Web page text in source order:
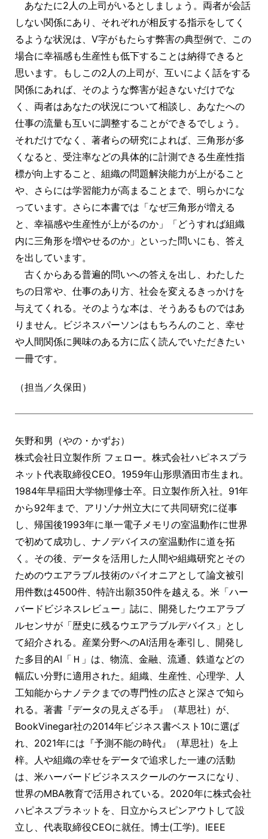
あなたに2人の上司がいるとしましょう。両者が会話
しない関係にあり、それぞれが相反する指示をしてく
るような状況は、V字がもたらす弊害の典型例で、この
場合に幸福感も生産性も低下することは納得できると
思います。もしこの2人の上司が、互いによく話をする
関係にあれば、そのような弊害が起きないだけでな
く、両者はあなたの状況について相談し、あなたへの
仕事の流量も互いに調整することができるでしょう。
それだけでなく、著者らの研究によれば、三角形が多
くなると、受注率などの具体的に計測できる生産性指
標が向上すること、組織の問題解決能力が上がること
や、さらには学習能力が高まることまで、明らかにな
っています。さらに本書では「なぜ三角形が増える
と、幸福感や生産性が上がるのか」「どうすれば組織
内に三角形を増やせるのか」といった問いにも、答え
を出しています。
古くからある普遍的問いへの答えを出し、わたした
ちの日常や、仕事のあり方、社会を変えるきっかけを
与えてくれる。そのような本は、そうあるものではあ
りません。ビジネスパーソンはもちろんのこと、幸せ
や人間関係に興味のある方に広く読んでいただきたい
一冊です。
（担当／久保田）
矢野和男（やの・かずお）
株式会社日立製作所 フェロー。株式会社ハピネスプラ
ネット代表取締役CEO。1959年山形県酒田市生まれ。
1984年早稲田大学物理修士卒。日立製作所入社。91年
から92年まで、アリゾナ州立大にて共同研究に従事
し、帰国後1993年に単一電子メモリの室温動作に世界
で初めて成功し、ナノデバイスの室温動作に道を拓
く。その後、データを活用した人間や組織研究とその
ためのウエアラブル技術のパイオニアとして論文被引
用件数は4500件、特許出願350件を越える。米「ハー
バードビジネスレビュー」誌に、開発したウエアラブ
ルセンサが「歴史に残るウエアラブルデバイス」とし
て紹介される。産業分野へのAI活用を牽引し、開発し
た多目的AI「Ｈ」は、物流、金融、流通、鉄道などの
幅広い分野に適用された。組織、生産性、心理学、人
工知能からナノテクまでの専門性の広さと深さで知ら
れる。著書『データの見えざる手』（草思社）が、
BookVinegar社の2014年ビジネス書ベスト10に選ば
れ、2021年には『予測不能の時代』（草思社）を上
梓。人や組織の幸せをデータで追求した一連の活動
は、米ハーバードビジネススクールのケースになり、
世界のMBA教育で活用されている。2020年に株式会社
ハピネスプラネットを、日立からスピンアウトして設
立し、代表取締役CEOに就任。博士(工学)。IEEE